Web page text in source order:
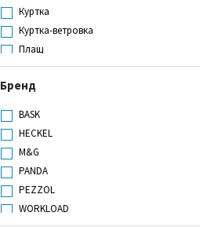
Куртка
Куртка-ветровка
Плащ
Полуботинки
Сандалии
Бренд
BASK
HECKEL
M&G
PANDA
PEZZOL
WORKLOAD